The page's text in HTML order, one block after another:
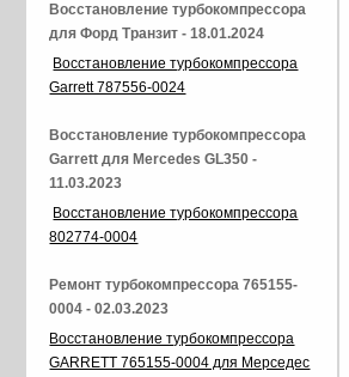
Восстановление турбокомпрессора
для Форд Транзит - 18.01.2024
Восстановление турбокомпрессора
Garrett 787556-0024
Восстановление турбокомпрессора
Garrett для Mercedes GL350 -
11.03.2023
Восстановление турбокомпрессора
802774-0004
Ремонт турбокомпрессора 765155-
0004 - 02.03.2023
Восстановление турбокомпрессора
GARRETT 765155-0004 для Мерседес